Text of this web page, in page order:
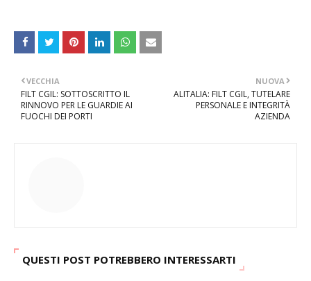
NUOVA
ALITALIA: FILT CGIL, TUTELARE
PERSONALE E INTEGRITÀ
AZIENDA
VECCHIA
FILT CGIL: SOTTOSCRITTO IL
RINNOVO PER LE GUARDIE AI
FUOCHI DEI PORTI
QUESTI POST POTREBBERO INTERESSARTI